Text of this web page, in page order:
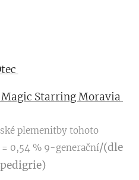
Starring Moravia
plemenitby tohoto
0,54 % 9-generační/(dle